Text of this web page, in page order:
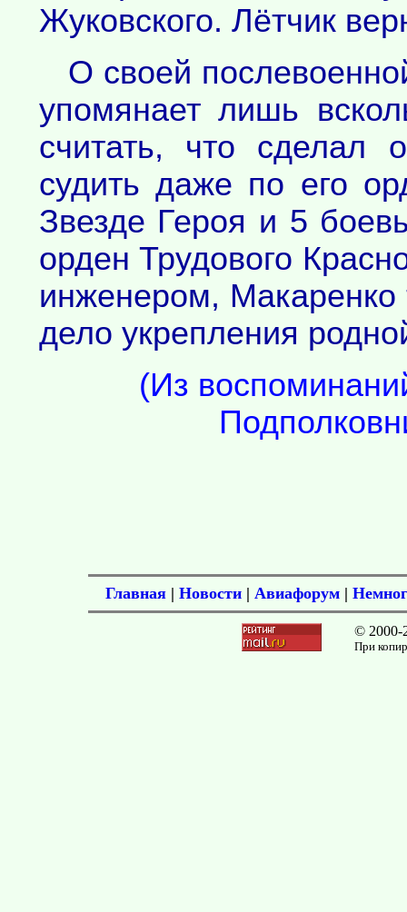
Жуковского. Лётчик
О своей
упомянает лишь
считать, что
судить даже по его
Звезде Героя и 5
орден Трудового
инженером,
дело укрепления
(Из
Главная | Новости | Авиафорум |
© 2000-
При